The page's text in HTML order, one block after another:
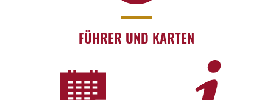
FÜHRER UND KARTEN